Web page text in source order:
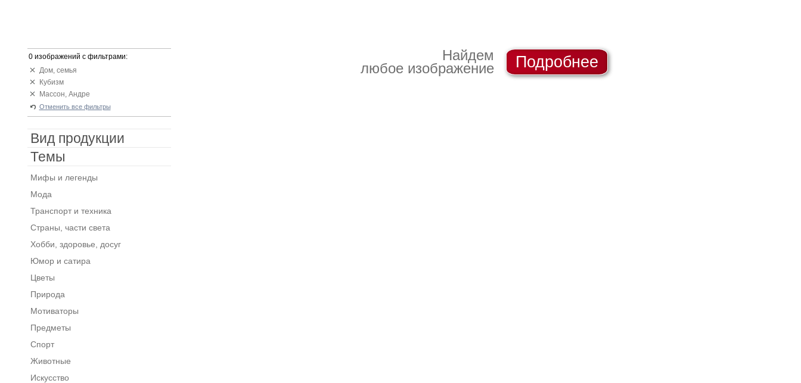
Найдем
любое изображение
Подробнее
0 изображений с фильтрами:
Дом, семья
Кубизм
Массон, Андре
Отменить все фильтры
Вид продукции
Темы
Мифы и легенды
Мода
Транспорт и техника
Страны, части света
Хобби, здоровье, досуг
Юмор и сатира
Цветы
Природа
Мотиваторы
Предметы
Спорт
Животные
Искусство